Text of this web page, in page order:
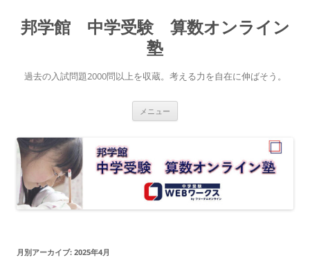
テ
ン
キ
ッ
邦学館 中学受験 算数オンライン
塾
過去の入試問題2000問以上を収蔵。考える力を自在に伸ばそう。
メニュー
月別アーカイブ: 2025年4月